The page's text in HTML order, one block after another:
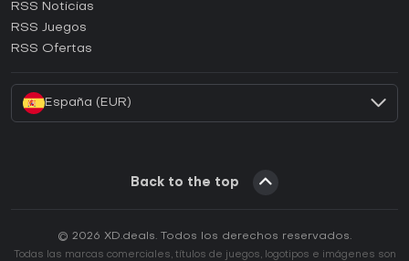
¿Cómo activar una CD Key de Ubisoft Connect?
RSS Noticias
RSS Juegos
RSS Ofertas
España (EUR)
Back to the top
© 2026 XD.deals. Todos los derechos reservados.
Todas las marcas comerciales, títulos de juegos, logotipos e imágenes son